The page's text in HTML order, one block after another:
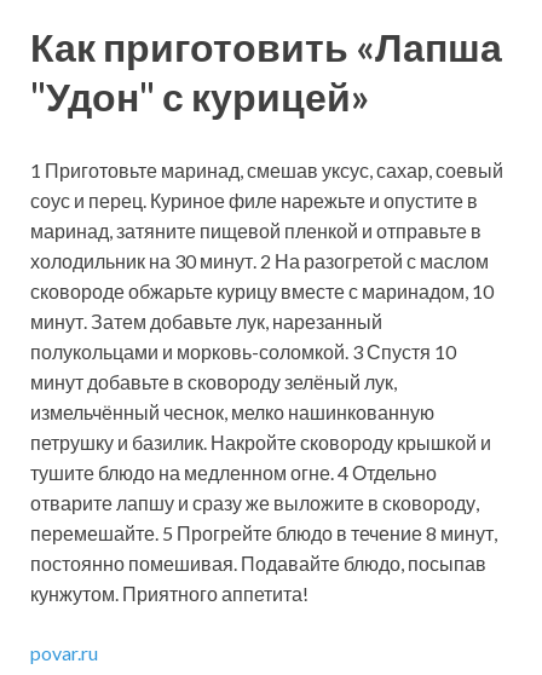
Как приготовить «Лапша
"Удон" с курицей»
1 Приготовьте маринад, смешав уксус, сахар, соевый
соус и перец. Куриное филе нарежьте и опустите в
маринад, затяните пищевой пленкой и отправьте в
холодильник на 30 минут. 2 На разогретой с маслом
сковороде обжарьте курицу вместе с маринадом, 10
минут. Затем добавьте лук, нарезанный
полукольцами и морковь-соломкой. 3 Спустя 10
минут добавьте в сковороду зелёный лук,
измельчённый чеснок, мелко нашинкованную
петрушку и базилик. Накройте сковороду крышкой и
тушите блюдо на медленном огне. 4 Отдельно
отварите лапшу и сразу же выложите в сковороду,
перемешайте. 5 Прогрейте блюдо в течение 8 минут,
постоянно помешивая. Подавайте блюдо, посыпав
кунжутом. Приятного аппетита!
povar.ru